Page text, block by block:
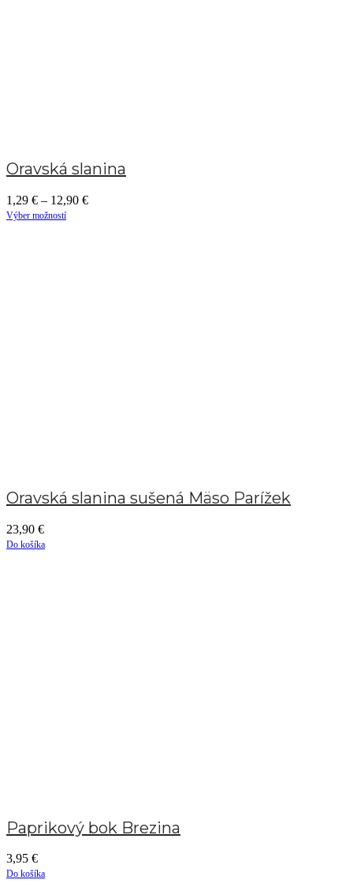
Oravská slanina
1,29 € – 12,90 €
Výber možností
Oravská slanina sušená Mäso Parížek
23,90 €
Do košíka
Paprikový bok Brezina
3,95 €
Do košíka